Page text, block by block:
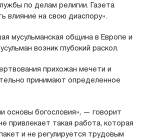
по делам религии. Газета
влияние на свою диаспору».
мусульманская община в Европе и
возник глубокий раскол.
прихожан мечети и
принимают определенное
основы богословия», — говорит
привлекает такая работа, которая
и не регулируется трудовым